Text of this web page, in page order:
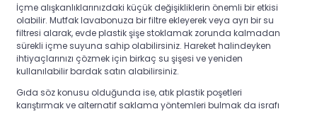
İçme alışkanlıklarınızdaki küçük değişikliklerin önemli bir etkisi
olabilir. Mutfak lavabonuza bir filtre ekleyerek veya ayrı bir su
filtresi alarak, evde plastik şişe stoklamak zorunda kalmadan
sürekli içme suyuna sahip olabilirsiniz. Hareket halindeyken
ihtiyaçlarınızı çözmek için birkaç su şişesi ve yeniden
kullanılabilir bardak satın alabilirsiniz.
Gıda söz konusu olduğunda ise, atık plastik poşetleri
karıştırmak ve alternatif saklama yöntemleri bulmak da israfı